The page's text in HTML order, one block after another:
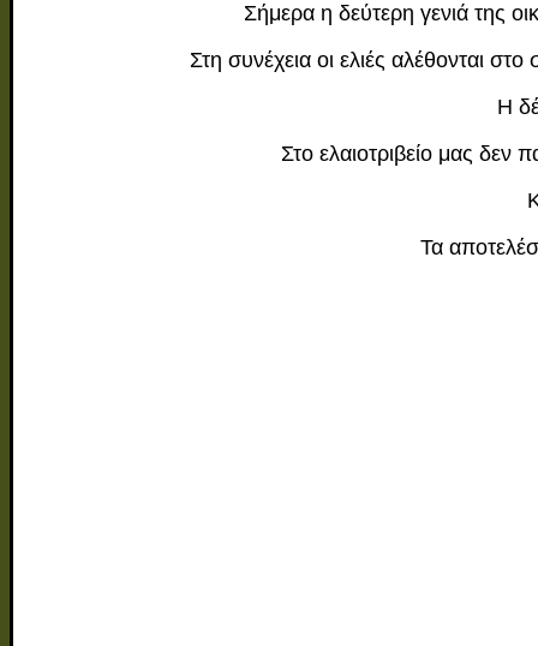
Σήμερα η δεύτερη γενιά της
Στη συνέχεια οι ελιές αλέθονται
Η
Στο ελαιοτριβείο μας
Τα